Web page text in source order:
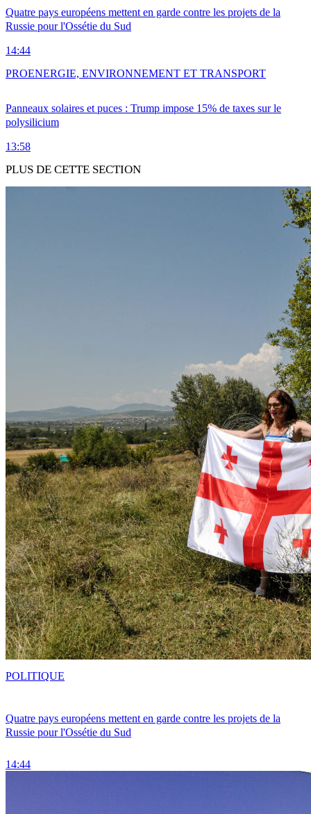
Quatre pays européens mettent en garde contre les projets de la
Russie pour l'Ossétie du Sud
14:44
Panneaux solaires et puces : Trump impose 15% de taxes sur le
polysilicium
13:58
PROENERGIE, ENVIRONNEMENT ET TRANSPORT
PLUS DE CETTE SECTION
Quatre pays européens mettent en garde contre les projets de la
Russie pour l'Ossétie du Sud
14:44
POLITIQUE